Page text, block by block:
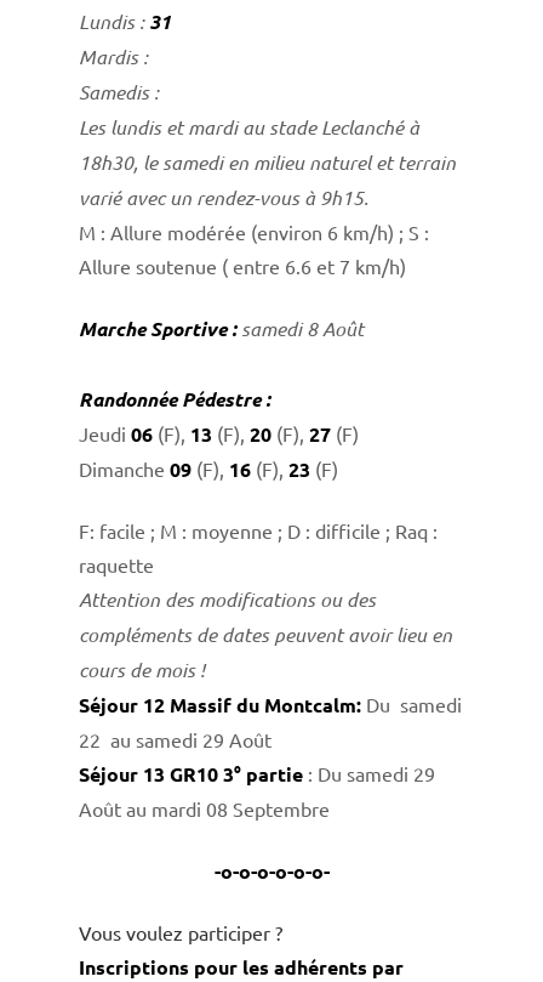
Lundis :31
Mardis :
Samedis :
Les lundis et mardi au stade Leclanché à
18h30, le samedi en milieu naturel et terrain
varié avec un rendez-vous à 9h15.
M : Allure modérée (environ 6 km/h) ; S :
Allure soutenue ( entre 6.6 et 7 km/h)
Marche Sportive : samedi 8 Août
Randonnée Pédestre :
Jeudi 06 (F), 13 (F), 20 (F), 27 (F)
Dimanche 09 (F), 16 (F), 23 (F)
F: facile ; M : moyenne ; D : difficile ; Raq :
raquette
Attention des modifications ou des
compléments de dates peuvent avoir lieu en
cours de mois !
Séjour 12 Massif du Montcalm: Du samedi
22 au samedi 29 Août
Séjour 13 GR10 3° partie : Du samedi 29
Août au mardi 08 Septembre
-o-o-o-o-o-o-
Vous voulez participer ?
Inscriptions pour les adhérents par